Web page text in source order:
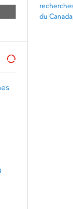
du Canada